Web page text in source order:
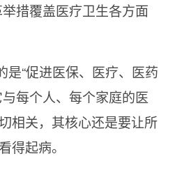
措覆盖医疗卫生各方面
是“促进医保、医疗、医药
每个人、每个家庭的医
相关，其核心还是要让所
得起病。